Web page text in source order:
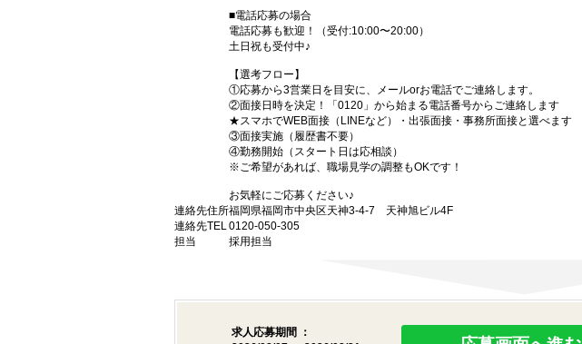
■電話応募の場合
電話応募も歓迎！（受付:10:00〜20:00）
土日祝も受付中♪
【選考フロー】
①応募から3営業日を目安に、メールorお電話でご連絡します。
②面接日時を決定！「0120」から始まる電話番号からご連絡します
★スマホでWEB面接（LINEなど）・出張面接・事務所面接と選べます
③面接実施（履歴書不要）
④勤務開始（スタート日は応相談）
※ご希望があれば、職場見学の調整もOKです！
お気軽にご応募ください♪
連絡先住所福岡県福岡市中央区天神3-4-7 天神旭ビル4F
連絡先TEL0120-050-305
担当
採用担当
求人応募期間 ：